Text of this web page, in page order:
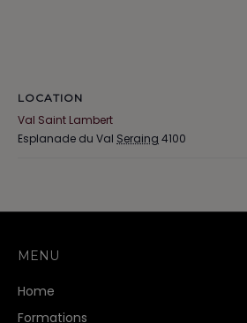
LOCATION
Val Saint Lambert
Esplanade du Val Seraing 4100
MENU
Home
Formations